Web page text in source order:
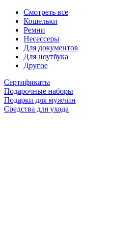
Смотреть все
Кошельки
Ремни
Несессеры
Для документов
Для ноутбука
Другое
Сертификаты
Подарочные наборы
Подарки для мужчин
Средства для ухода